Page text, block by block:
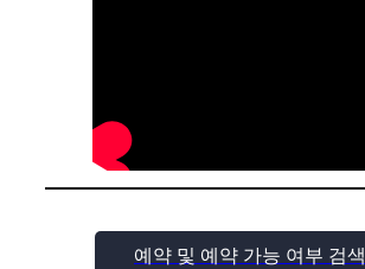
예약 및 예약 가능 여부 검색